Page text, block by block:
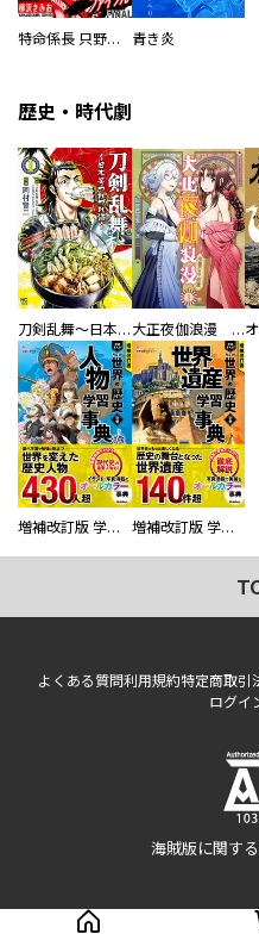
特命係長 只野仁ファイナル 愛蔵版 青き炎
歴史・時代劇
刀剣乱舞～日本号つれづれ酒～ 大正夜伽浪漫 －金曜日の花嫁—
増補改訂版 学研まんが NEW世界の歴史 別巻 人物学習事典 増補改訂版 学研まんが NEW世界の歴史 別巻 世界遺産学習事典
よくある質問利用規約特定商取引
ログイ
海賊版に関す